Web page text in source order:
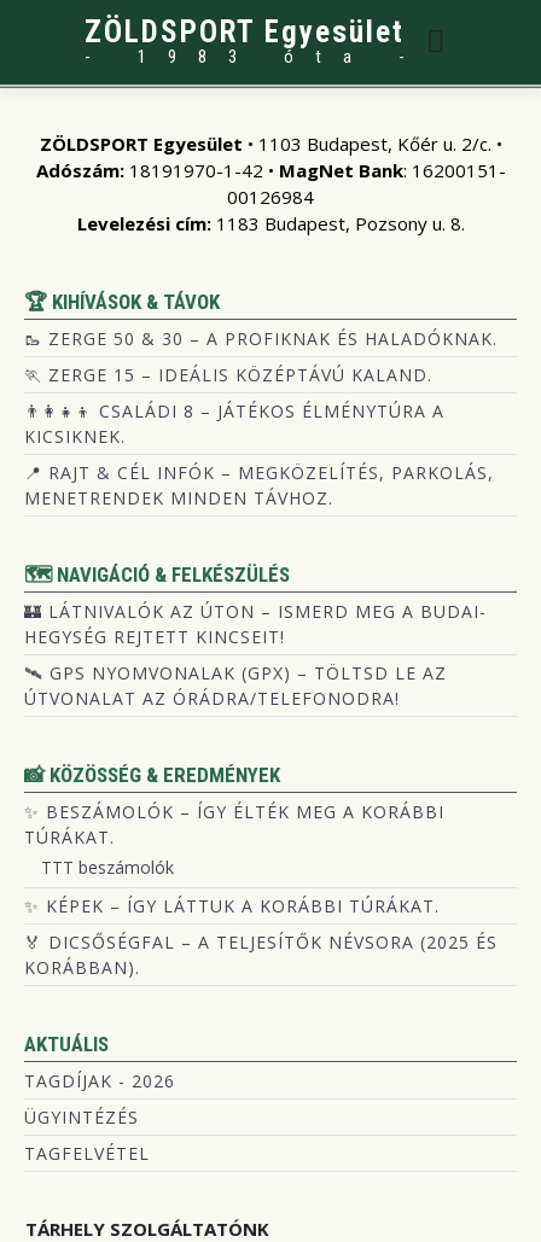
ZÖLDSPORT Egyesület
- 1983 óta -
ZÖLDSPORT Egyesület • 1103 Budapest, Kőér u. 2/c. •
Adószám:18191970-1-42 • MagNet Bank: 16200151-
00126984
Levelezési cím:1183 Budapest, Pozsony u. 8.
🏆 KIHÍVÁSOK & TÁVOK
🥾 ZERGE 50 & 30 – A PROFIKNAK ÉS HALADÓKNAK.
🏃 ZERGE 15 – IDEÁLIS KÖZÉPTÁVÚ KALAND.
👨‍👩‍👧‍👦 CSALÁDI 8 – JÁTÉKOS ÉLMÉNYTÚRA A
KICSIKNEK.
📍 RAJT & CÉL INFÓK – MEGKÖZELÍTÉS, PARKOLÁS,
MENETRENDEK MINDEN TÁVHOZ.
🗺️ NAVIGÁCIÓ & FELKÉSZÜLÉS
🏰 LÁTNIVALÓK AZ ÚTON – ISMERD MEG A BUDAI-
HEGYSÉG REJTETT KINCSEIT!
🛰️ GPS NYOMVONALAK (GPX) – TÖLTSD LE AZ
ÚTVONALAT AZ ÓRÁDRA/TELEFONODRA!
📸 KÖZÖSSÉG & EREDMÉNYEK
✨ BESZÁMOLÓK – ÍGY ÉLTÉK MEG A KORÁBBI
TÚRÁKAT.
TTT beszámolók
✨ KÉPEK – ÍGY LÁTTUK A KORÁBBI TÚRÁKAT.
🏅 DICSŐSÉGFAL – A TELJESÍTŐK NÉVSORA (2025 ÉS
KORÁBBAN).
AKTUÁLIS
TAGDÍJAK - 2026
ÜGYINTÉZÉS
TAGFELVÉTEL
TÁRHELY SZOLGÁLTATÓNK